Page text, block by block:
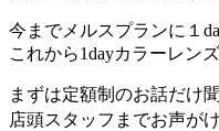
今までメルスプランに１
これから1dayカラーレン
まずは定額制のお話だけ
店頭スタッフまでお声が